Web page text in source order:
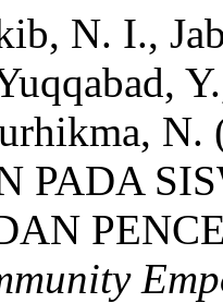
N. I.,
PADA